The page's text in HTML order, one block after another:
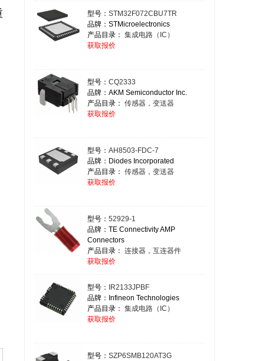
型号： STM32F072CBU7TR
品牌：STMicroelectronics
产品目录： 集成电路（IC）
获取报价
型号： CQ2333
品牌：AKM Semiconductor Inc.
产品目录： 传感器，变送器
获取报价
型号： AH8503-FDC-7
品牌：Diodes Incorporated
产品目录： 传感器，变送器
获取报价
型号： 52929-1
品牌：TE Connectivity AMP
Connectors
产品目录： 连接器，互连器件
获取报价
型号：
IR2133JPBF
品牌：Infineon Technologies
产品目录： 集成电路（IC）
获取报价
型号： SZP6SMB120AT3G